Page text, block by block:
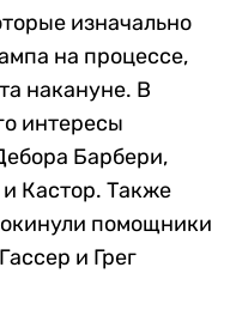
изначально
на процессе,
накануне. В
интересы
Барбери,
Кастор. Также
помощники
и Грег